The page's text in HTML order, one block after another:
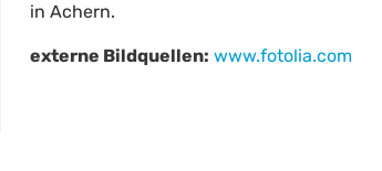
in Achern.
externe Bildquellen: www.fotolia.com